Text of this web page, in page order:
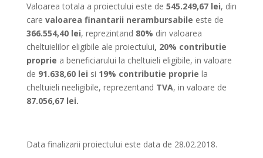
Valoarea totala a proiectului este de 545.249,67 lei, din
care valoarea finantarii nerambursabile este de
366.554,40 lei, reprezintand 80% din valoarea
cheltuielilor eligibile ale proiectului, 20% contributie
proprie a beneficiarului la cheltuieli eligibile, in valoare
de 91.638,60 lei si 19% contributie proprie la
cheltuieli neeligibile, reprezentand TVA, in valoare de
87.056,67 lei.
Data finalizarii proiectului este data de 28.02.2018.